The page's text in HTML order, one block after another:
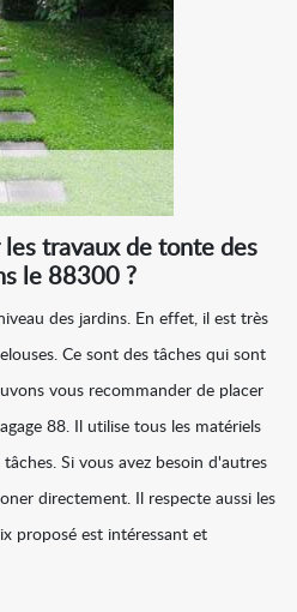
travaux de tonte des
le 88300 ?
des jardins. En effet, il est très
Ce sont des tâches qui sont
vous recommander de placer
88. Il utilise tous les matériels
Si vous avez besoin d'autres
directement. Il respecte aussi les
proposé est intéressant et